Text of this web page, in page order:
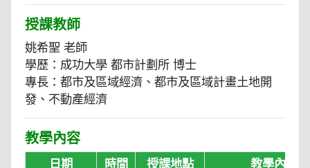
授課教師
姚希聖 老師
學歷：成功大學 都市計劃所 博士
專長：都市及區域經濟、都市及區域計畫土地開
發、不動產經濟
教學內容
日期 時間 授課地點 教學內容